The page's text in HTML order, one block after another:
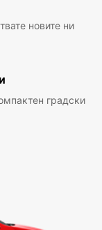
новите ни
градски